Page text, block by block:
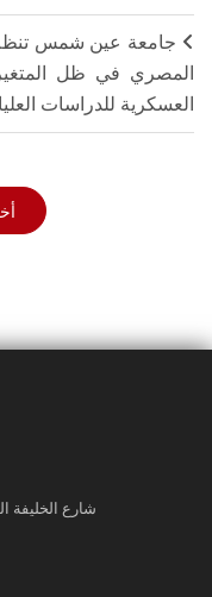
جامعة عين شمس تنظم
المصري في ظل
العسكرية للدراسات
شارع الخليفة